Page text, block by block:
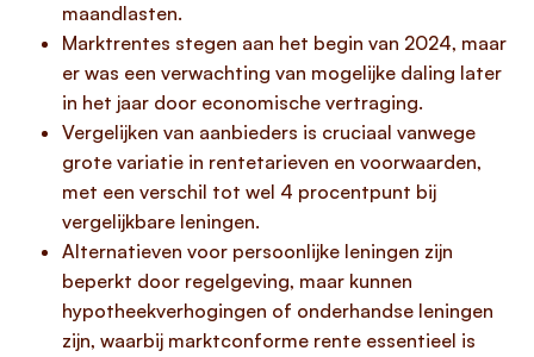
maandlasten.
Marktrentes stegen aan het begin van 2024, maar
er was een verwachting van mogelijke daling later
in het jaar door economische vertraging.
Vergelijken van aanbieders is cruciaal vanwege
grote variatie in rentetarieven en voorwaarden,
met een verschil tot wel 4 procentpunt bij
vergelijkbare leningen.
Alternatieven voor persoonlijke leningen zijn
beperkt door regelgeving, maar kunnen
hypotheekverhogingen of onderhandse leningen
zijn, waarbij marktconforme rente essentieel is